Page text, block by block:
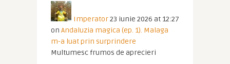
Imperator23 iunie 2026 at 12:27
on Andaluzia magica (ep. 1). Malaga
m-a luat prin surprindere
Multumesc frumos de aprecieri